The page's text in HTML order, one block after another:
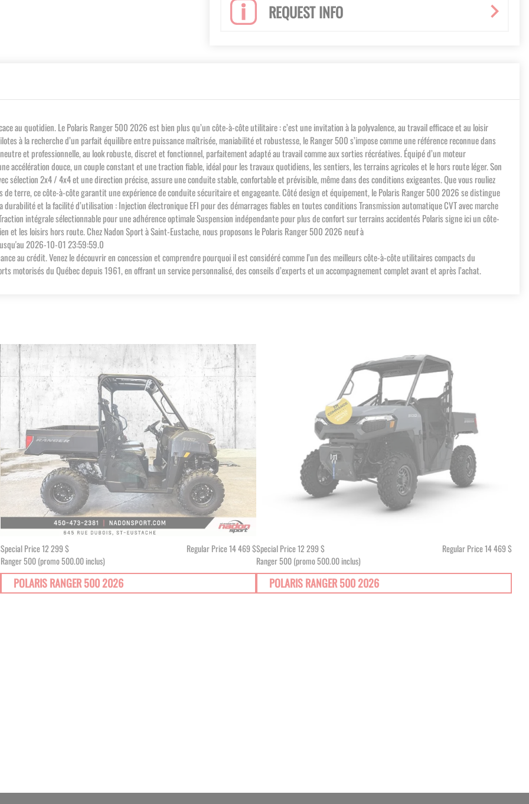
REQUEST INFO
au quotidien. Le Polaris Ranger 500 2026 est bien plus qu’un côte-à-côte utilitaire : c’est une invitation à la polyvalence, au travail efficace et au loisir
à la recherche d’un parfait équilibre entre puissance maîtrisée, maniabilité et robustesse, le Ranger 500 s’impose comme une référence reconnue dans
et professionnelle, au look robuste, discret et fonctionnel, parfaitement adapté au travail comme aux sorties récréatives. Équipé d’un moteur
accélération douce, un couple constant et une traction fiable, idéal pour les travaux quotidiens, les sentiers, les terrains agricoles et le hors route léger. Son
sélection 2x4 / 4x4 et une direction précise, assure une conduite stable, confortable et prévisible, même dans des conditions exigeantes. Que vous rouliez
terre, ce côte-à-côte garantit une expérience de conduite sécuritaire et engageante. Côté design et équipement, le Polaris Ranger 500 2026 se distingue
et la facilité d’utilisation : Injection électronique EFI pour des démarrages fiables en toutes conditions Transmission automatique CVT avec marche
intégrale sélectionnable pour une adhérence optimale Suspension indépendante pour plus de confort sur terrains accidentés Polaris signe ici un côte-
les loisirs hors route. Chez Nadon Sport à Saint-Eustache, nous proposons le Polaris Ranger 500 2026 neuf à
2026-10-01 23:59:59.0
au crédit. Venez le découvrir en concession et comprendre pourquoi il est considéré comme l’un des meilleurs côte-à-côte utilitaires compacts du
motorisés du Québec depuis 1961, en offrant un service personnalisé, des conseils d’experts et un accompagnement complet avant et après l’achat.
Special Price12 299 $ Regular Price14 469 $
Ranger 500 (promo 500.00 inclus)
POLARIS RANGER 500 2026
Special Price12 299 $ Regular Price14 469 $
Ranger 500 (promo 500.00 inclus)
POLARIS RANGER 500 2026